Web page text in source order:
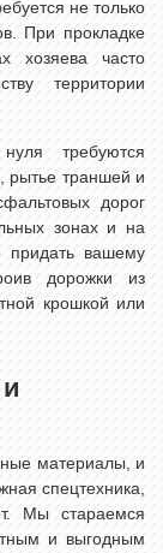
не только
При прокладке
хозяева часто
территории
требуются
рытье траншей и
дорог
зонах и на
придать вашему
дорожки из
крошкой или
материалы, и
спецтехника,
Мы стараемся
и выгодным